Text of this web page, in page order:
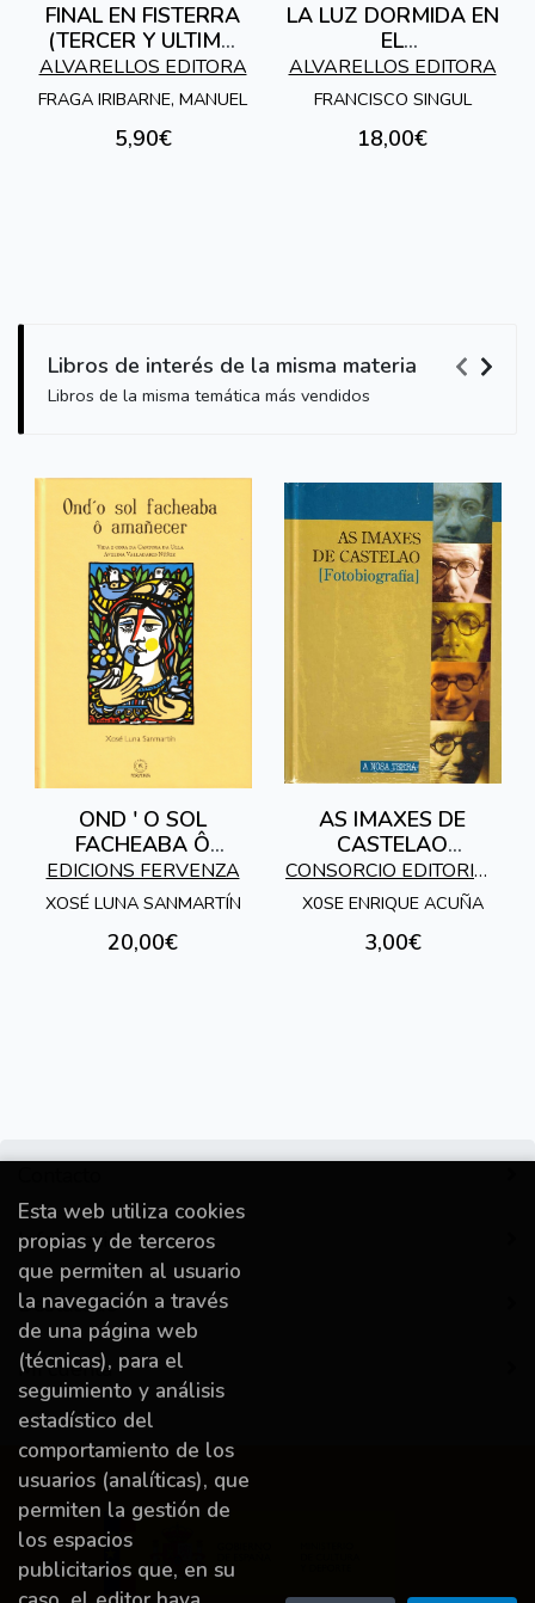
FINAL EN FISTERRA
(TERCER Y ULTIMO
TOMO DE
MEMORIAS)
ALVARELLOS EDITORA
FRAGA IRIBARNE, MANUEL
5,90€
LA LUZ DORMIDA EN
EL
ESPEJO.MEMORIAS
DE DIEGO
ALVARELLOS EDITORA
FRANCISCO SINGUL
18,00€
Libros de interés de la misma materia
Libros de la misma temática más vendidos
OND ' O SOL
FACHEABA Ô
AMAÑECER
EDICIONS FERVENZA
XOSÉ LUNA SANMARTÍN
20,00€
AS IMAXES DE
CASTELAO
[FOTOBIOGRAFIA]
CONSORCIO EDITORIAL
GALEGO
X0SE ENRIQUE ACUÑA
3,00€
Información
Destacado
Mi cuenta
Esta web utiliza cookies
propias y de terceros
que permiten al usuario
la navegación a través
de una página web
(técnicas), para el
seguimiento y análisis
estadístico del
comportamiento de los
usuarios (analíticas), que
permiten la gestión de
los espacios
publicitarios que, en su